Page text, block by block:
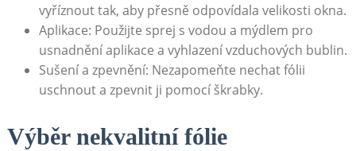
vyříznout tak, ⁣aby⁢ přesně odpovídala ⁣velikosti okna.
Aplikace: Použijte ⁢sprej s vodou a mýdlem ‍pro
usnadnění ⁢aplikace a vyhlazení vzduchových bublin.
Sušení a zpevnění: Nezapomeňte nechat ⁤fólii
uschnout a‍ zpevnit ji pomocí škrabky.
Výběr ‌nekvalitní fólie